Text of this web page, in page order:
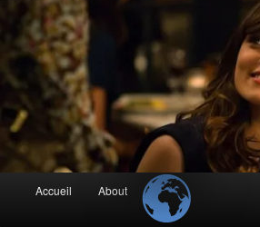
principal
Accueil About